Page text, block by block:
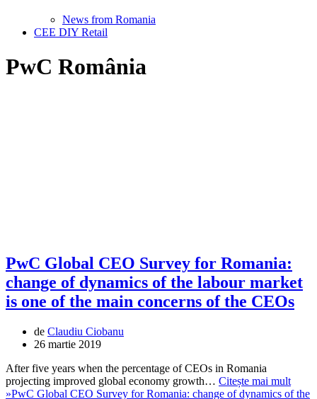
News from Romania
CEE DIY Retail
PwC România
PwC Global CEO Survey for Romania:
change of dynamics of the labour market
is one of the main concerns of the CEOs
de Claudiu Ciobanu
26 martie 2019
After five years when the percentage of CEOs in Romania
projecting improved global economy growth… Citește mai mult
»PwC Global CEO Survey for Romania: change of dynamics of the